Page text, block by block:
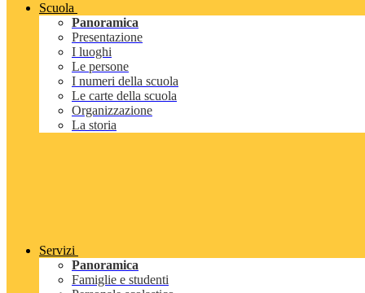
Scuola
Panoramica
Presentazione
I luoghi
Le persone
I numeri della scuola
Le carte della scuola
Organizzazione
La storia
Servizi
Panoramica
Famiglie e studenti